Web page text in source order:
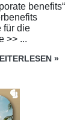
benefits“
für die
>> ...
»